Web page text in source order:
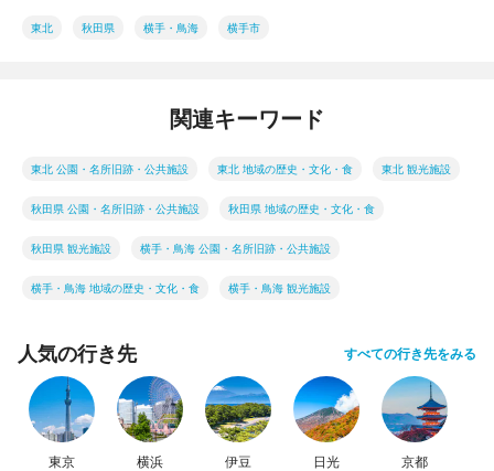
東北 秋田県 横手・鳥海 横手市
関連キーワード
東北 公園・名所旧跡・公共施設 東北 地域の歴史・文化・食 東北 観光施設
秋田県 公園・名所旧跡・公共施設 秋田県 地域の歴史・文化・食
秋田県 観光施設 横手・鳥海 公園・名所旧跡・公共施設
横手・鳥海 地域の歴史・文化・食 横手・鳥海 観光施設
人気の行き先 すべての行き先をみる
東京 横浜 伊豆 日光 京都